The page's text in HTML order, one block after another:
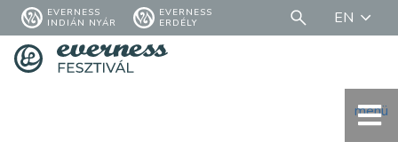
EVERNESS
INDIÁN NYÁR
EVERNESS
ERDÉLY
EN
menü